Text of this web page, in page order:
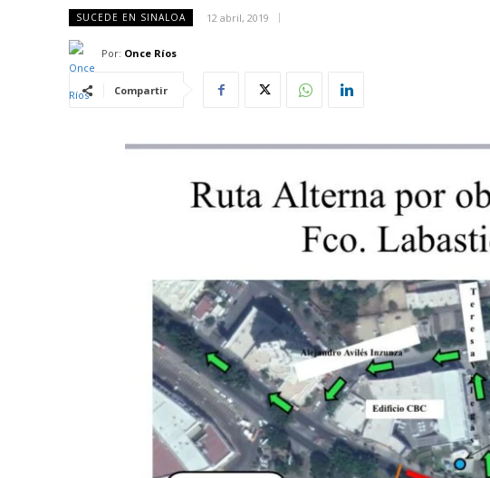
SUCEDE EN SINALOA 12 abril, 2019
Por: Once Ríos
Compartir